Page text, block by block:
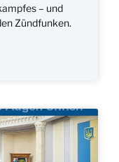
– und
Zündfunken.